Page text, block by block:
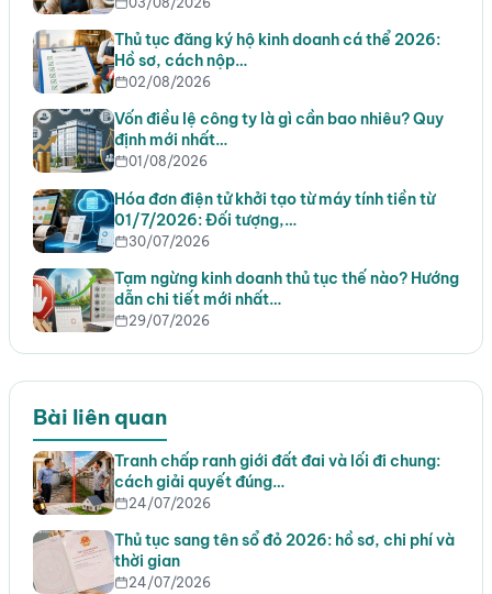
Thủ tục đăng ký hộ kinh doanh cá thể 2026:
Hồ sơ, cách nộp…
02/08/2026
Vốn điều lệ công ty là gì cần bao nhiêu? Quy
định mới nhất…
01/08/2026
Hóa đơn điện tử khởi tạo từ máy tính tiền từ
01/7/2026: Đối tượng,…
30/07/2026
Tạm ngừng kinh doanh thủ tục thế nào? Hướng
dẫn chi tiết mới nhất…
29/07/2026
Bài liên quan
Tranh chấp ranh giới đất đai và lối đi chung:
cách giải quyết đúng…
24/07/2026
Thủ tục sang tên sổ đỏ 2026: hồ sơ, chi phí và
thời gian
24/07/2026